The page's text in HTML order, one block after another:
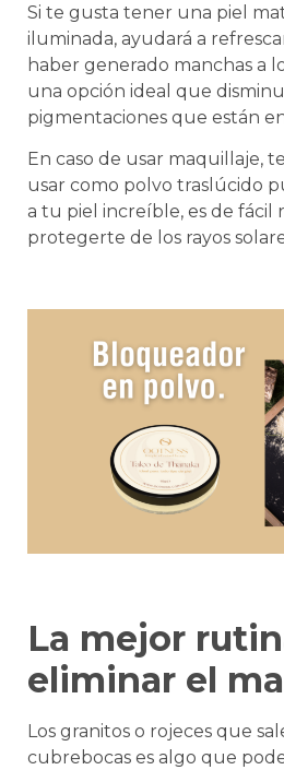
Si te gusta tener una piel
iluminada, ayudará a
haber generado manchas a
una opción ideal que
pigmentaciones que están
En caso de usar maquillaje,
usar como polvo traslúcido
a tu piel increíble, es de fácil
protegerte de los rayos
La mejor
eliminar el
Los granitos o rojeces que
cubrebocas es algo que